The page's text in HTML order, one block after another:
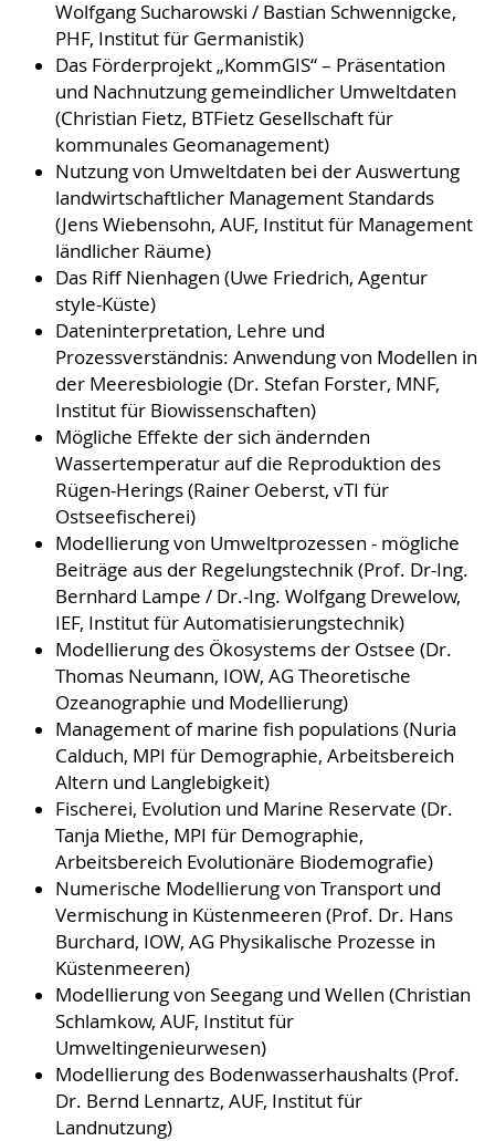
Wolfgang Sucharowski / Bastian Schwennigcke,
PHF, Institut für Germanistik)
Das Förderprojekt „KommGIS“ – Präsentation
und Nachnutzung gemeindlicher Umweltdaten
(Christian Fietz, BTFietz Gesellschaft für
kommunales Geomanagement)
Nutzung von Umweltdaten bei der Auswertung
landwirtschaftlicher Management Standards
(Jens Wiebensohn, AUF, Institut für Management
ländlicher Räume)
Das Riff Nienhagen (Uwe Friedrich, Agentur
style-Küste)
Dateninterpretation, Lehre und
Prozessverständnis: Anwendung von Modellen in
der Meeresbiologie (Dr. Stefan Forster, MNF,
Institut für Biowissenschaften)
Mögliche Effekte der sich ändernden
Wassertemperatur auf die Reproduktion des
Rügen-Herings (Rainer Oeberst, vTI für
Ostseefischerei)
Modellierung von Umweltprozessen - mögliche
Beiträge aus der Regelungstechnik (Prof. Dr-Ing.
Bernhard Lampe / Dr.-Ing. Wolfgang Drewelow,
IEF, Institut für Automatisierungstechnik)
Modellierung des Ökosystems der Ostsee (Dr.
Thomas Neumann, IOW, AG Theoretische
Ozeanographie und Modellierung)
Management of marine fish populations (Nuria
Calduch, MPI für Demographie, Arbeitsbereich
Altern und Langlebigkeit)
Fischerei, Evolution und Marine Reservate (Dr.
Tanja Miethe, MPI für Demographie,
Arbeitsbereich Evolutionäre Biodemografie)
Numerische Modellierung von Transport und
Vermischung in Küstenmeeren (Prof. Dr. Hans
Burchard, IOW, AG Physikalische Prozesse in
Küstenmeeren)
Modellierung von Seegang und Wellen (Christian
Schlamkow, AUF, Institut für
Umweltingenieurwesen)
Modellierung des Bodenwasserhaushalts (Prof.
Dr. Bernd Lennartz, AUF, Institut für
Landnutzung)